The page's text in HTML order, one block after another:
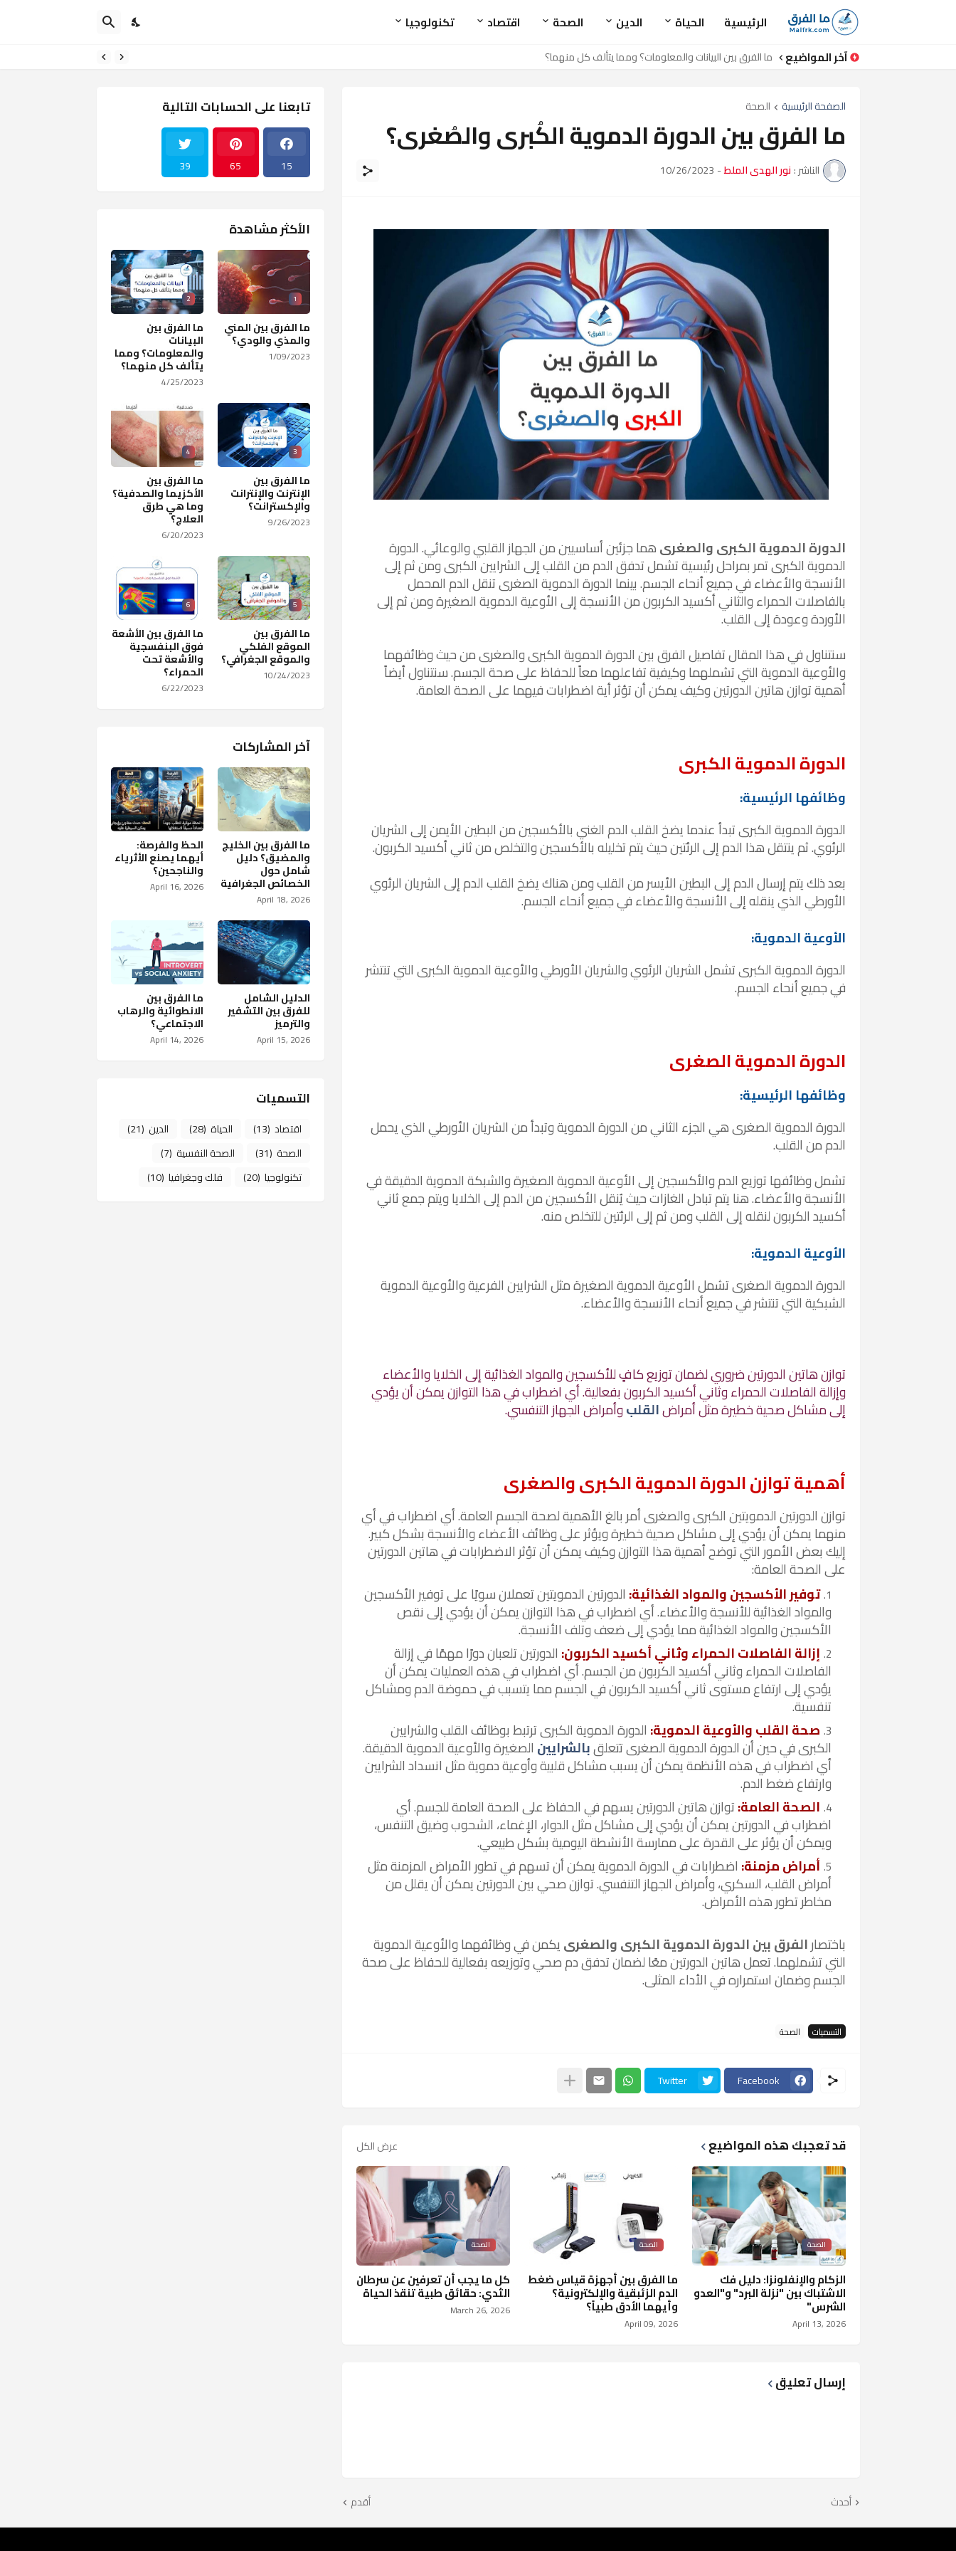
الرئيسية الحياة الدين الصحة اقتصاد
تكنولوجيا
آخر المواضيع
ما الفرق بين البيانات والمعلومات؟ ومما يتألف كل منهما؟
الصفحة الرئيسية الصحة
ما الفرق بين الدورة الدموية الكُبرى والصُغرى؟
الناشر : نور الهدى الملط-
10/26/2023
الدورة الدموية الكبرى والصغرىهما جزئين أساسيين من الجهاز القلبي والوعائي. الدورة
الدموية الكبرى تمر بمراحل رئيسية تشمل تدفق الدم من القلب إلى الشرايين الكبرى ومن ثم إلى
الأنسجة والأعضاء في جميع أنحاء الجسم. بينما الدورة الدموية الصغرى تنقل الدم المحمل
بالفاصلات الحمراء والثاني أكسيد الكربون من الأنسجة إلى الأوعية الدموية الصغيرة ومن ثم إلى
الأوردة وعودة إلى القلب.
سنتناول في هذا المقال تفاصيل الفرق بين الدورة الدموية الكبرى والصغرى من حيث وظائفهما
والأوعية الدموية التي تشملهما وكيفية تفاعلهما معاً للحفاظ على صحة الجسم. سنتناول أيضاً
أهمية توازن هاتين الدورتين وكيف يمكن أن تؤثر أية اضطرابات فيهما على الصحة العامة.
الدورة الدموية الكبرى
وظائفها الرئيسية:
الدورة الدموية الكبرى تبدأ عندما يضخ القلب الدم الغني بالأكسجين من البطين الأيمن إلى الشريان
الرئوي. ثم ينتقل هذا الدم إلى الرئتين حيث يتم تخليله بالأكسجين والتخلص من ثاني أكسيد الكربون.
بعد ذلك يتم إرسال الدم إلى البطين الأيسر من القلب ومن هناك يضخ القلب الدم إلى الشريان الرئوي
الأورطي الذي ينقله إلى الأنسجة والأعضاء في جميع أنحاء الجسم.
الأوعية الدموية:
الدورة الدموية الكبرى تشمل الشريان الرئوي والشريان الأورطي والأوعية الدموية الكبرى التي تنتشر
في جميع أنحاء الجسم.
الدورة الدموية الصغرى
وظائفها الرئيسية:
الدورة الدموية الصغرى هي الجزء الثاني من الدورة الدموية وتبدأ من الشريان الأورطي الذي يحمل
الدم من القلب.
تشمل وظائفها توزيع الدم والأكسجين إلى الأوعية الدموية الصغيرة والشبكة الدموية الدقيقة في
الأنسجة والأعضاء. هنا يتم تبادل الغازات حيث يُنقل الأكسجين من الدم إلى الخلايا ويتم جمع ثاني
أكسيد الكربون لنقله إلى القلب ومن ثم إلى الرئتين للتخلص منه.
الأوعية الدموية:
الدورة الدموية الصغرى تشمل الأوعية الدموية الصغيرة مثل الشرايين الفرعية والأوعية الدموية
الشبكية التي تنتشر في جميع أنحاء الأنسجة والأعضاء.
توازن هاتين الدورتين ضروري لضمان توزيع كافٍ للأكسجين والمواد الغذائية إلى الخلايا والأعضاء
وإزالة الفاصلات الحمراء وثاني أكسيد الكربون بفعالية. أي اضطراب في هذا التوازن يمكن أن يؤدي
إلى مشاكل صحية خطيرة مثل أمراضالقلبوأمراض الجهاز التنفسي.
أهمية توازن الدورة الدموية الكبرى والصغرى
توازن الدورتين الدمويتين الكبرى والصغرى أمر بالغ الأهمية لصحةالجسم العامة. أي اضطراب في أي
منهما يمكن أن يؤدي إلى مشاكل صحية خطيرة ويؤثر على وظائف الأعضاء والأنسجة بشكل كبير.
إليك بعض الأمور التي توضح أهمية هذا التوازن وكيف يمكن أن تؤثر الاضطرابات في هاتين الدورتين
على الصحة العامة:
توفير الأكسجين والمواد الغذائية: الدورتين الدمويتين تعملان سويًا على توفير الأكسجين
والمواد الغذائية للأنسجة والأعضاء. أي اضطراب في هذا التوازن يمكن أن يؤدي إلى نقص
الأكسجين والمواد الغذائية مما يؤدي إلى ضعف وتلف الأنسجة.
إزالة الفاصلات الحمراء وثاني أكسيد الكربون: الدورتين تلعبان دورًا مهمًا في إزالة
الفاصلات الحمراء وثاني أكسيد الكربون من الجسم. أي اضطراب في هذه العمليات يمكن أن
يؤدي إلى ارتفاع مستوى ثاني أكسيد الكربون في الجسم مما يتسبب في حموضة الدم ومشاكل
تنفسية.
صحة القلب والأوعية الدموية: الدورة الدموية الكبرى ترتبط بوظائف القلب والشرايين
الكبرى في حين أن الدورة الدموية الصغرى تتعلقبالشرايين الصغيرة والأوعية الدموية الدقيقة.
أي اضطراب في هذه الأنظمة يمكن أن يسبب مشاكل قلبية وأوعية دموية مثل انسداد الشرايين
وارتفاع ضغط الدم.
الصحة العامة:توازن هاتين الدورتين يسهم في الحفاظ على الصحة العامة للجسم. أي
اضطراب في الدورتين يمكن أن يؤدي إلى مشاكل مثل الدوار، الإغماء، الشحوب وضيق التنفس،
ويمكن أن يؤثر على القدرة على ممارسة الأنشطة اليومية بشكل طبيعي.
أمراض مزمنة: اضطرابات في الدورة الدموية يمكن أن تسهم في تطور الأمراض المزمنة مثل
أمراض القلب، السكري، وأمراض الجهاز التنفسي. توازن صحي بين الدورتين يمكن أن يقلل من
مخاطر تطور هذه الأمراض.
باختصارالفرق بين الدورة الدموية الكبرى والصغرىيكمن في وظائفهما والأوعية الدموية
التي تشملهما. تعمل هاتين الدورتين معًا لضمان تدفق دم صحي وتوزيعه بفعالية للحفاظ على صحة
الجسم وضمان استمراره في الأداء المثلى.
التسميات الصحة
Facebook
Twitter
قد تعجبك هذه المواضيع عرض الكل
الصحة
الزكام والإنفلونزا: دليل فك
الاشتباك بين "نزلة البرد" و"العدو
الشرس"
April 13, 2026
الصحة
ما الفرق بين أجهزة قياس ضغط
الدم الزئبقية والإلكترونية؟
وأيهما الأدق طبياً؟
April 09, 2026
الصحة
كل ما يجب أن تعرفين عن سرطان
الثدي: حقائق طبية تنقذ الحياة
March 26, 2026
إرسال تعليق
أحدث أقدم
تابعنا على الحسابات التالية
15
65
39
الأكثر مشاهدة
1
ما الفرق بين المني
والمذي والودي؟
1/09/2023
2
ما الفرق بين
البيانات
والمعلومات؟ ومما
يتألف كل منهما؟
4/25/2023
3
ما الفرق بين
الإنترنت والإنترانت
والإكسترانت؟
9/26/2023
4
ما الفرق بين
الأكزيما والصدفية؟
وما هي طرق
العلاج؟
6/20/2023
5
ما الفرق بين
الموقع الفلكي
والموقع الجغرافي؟
10/24/2023
6
ما الفرق بين الأشعة
فوق البنفسجية
والأشعة تحت
الحمراء؟
6/22/2023
آخر المشاركات
ما الفرق بين الخليج
والمضيق؟ دليل
شامل حول
الخصائص الجغرافية
April 18, 2026
الحظ والفرصة:
أيهما يصنع الأثرياء
والناجحين؟
April 16, 2026
الدليل الشامل
للفرق بين التشفير
والترميز
April 15, 2026
ما الفرق بين
الانطوائية والرهاب
الاجتماعي؟
April 14, 2026
التسميات
اقتصاد (13) الحياة (28) الدين (21)
الصحة (31) الصحة النفسية (7)
تكنولوجيا (20) فلك وجغرافيا (10)